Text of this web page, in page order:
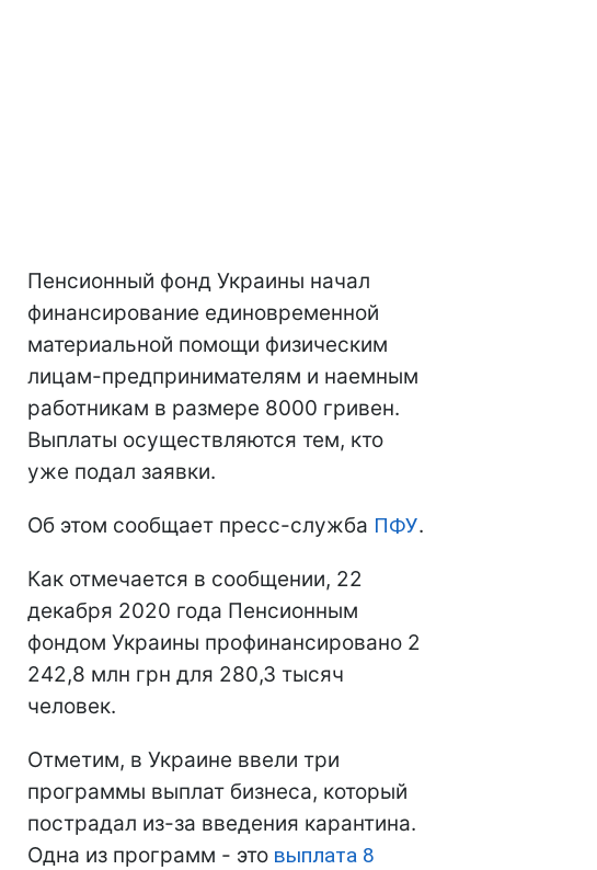
Пенсионный фонд Украины начал
финансирование единовременной
материальной помощи физическим
лицам-предпринимателям и наемным
работникам в размере 8000 гривен.
Выплаты осуществляются тем, кто
уже подал заявки.
Об этом сообщает пресс-служба ПФУ.
Как отмечается в сообщении, 22
декабря 2020 года Пенсионным
фондом Украины профинансировано 2
242,8 млн грн для 280,3 тысяч
человек.
Отметим, в Украине ввели три
программы выплат бизнеса, который
пострадал из-за введения карантина.
Одна из программ - это выплата 8